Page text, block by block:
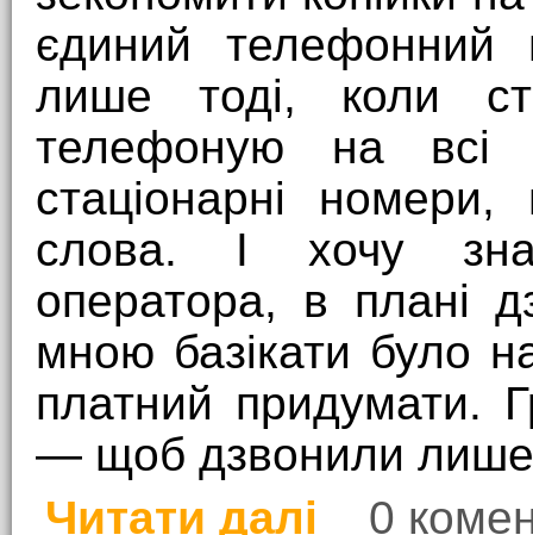
єдиний
лише тоді, коли
телефоную на всі
стаціонарні
слова. І хочу
оператора, в плані
мною базікати було
платний придумати.
— щоб дзвонили лише
Читати далі
про Про мобільний
0